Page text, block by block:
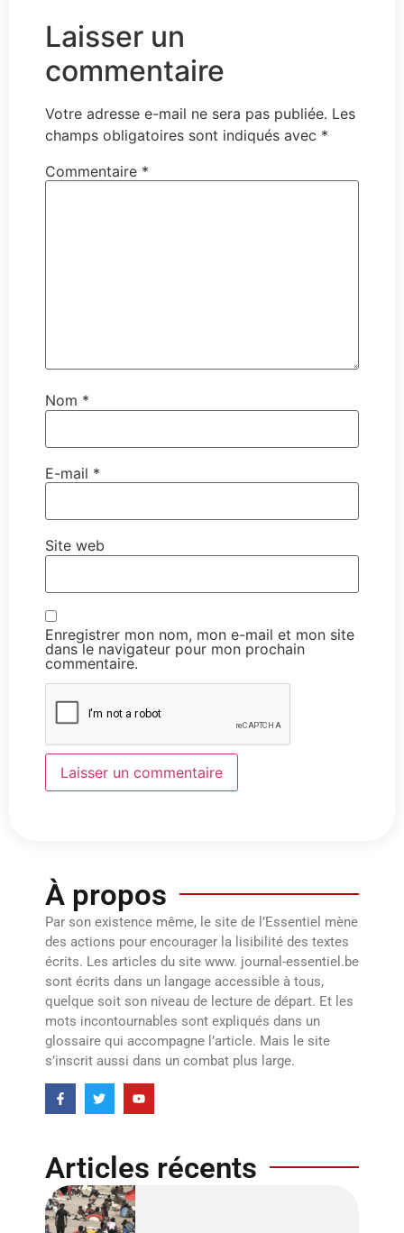
Laisser un
commentaire
Votre adresse e-mail ne sera pas publiée. Les
champs obligatoires sont indiqués avec *
Commentaire *
Nom *
E-mail *
Site web
Enregistrer mon nom, mon e-mail et mon site
dans le navigateur pour mon prochain
commentaire.
À propos
Par son existence même, le site de l’Essentiel mène
des actions pour encourager la lisibilité des textes
écrits. Les articles du site www. journal-essentiel.be
sont écrits dans un langage accessible à tous,
quelque soit son niveau de lecture de départ. Et les
mots incontournables sont expliqués dans un
glossaire qui accompagne l’article. Mais le site
s’inscrit aussi dans un combat plus large.
Articles récents